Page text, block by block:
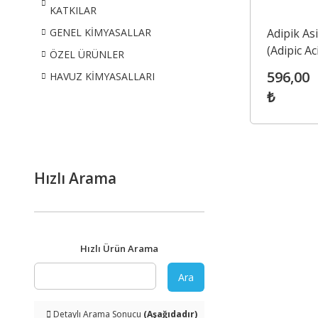
KATKILAR
GENEL KİMYASALLAR
ÖZEL ÜRÜNLER
HAVUZ KİMYASALLARI
Hızlı Arama
Hızlı Ürün Arama
Ara
Detaylı Arama Sonucu (Aşağıdadır)
Adipik
(Adipic
596,00
₺